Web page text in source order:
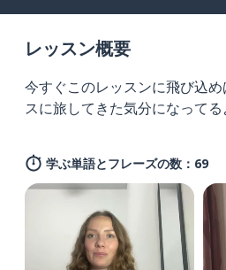
レッスン概要
今すぐこのレッスンに飛び込
スに旅してきた気分になってる
学ぶ単語とフレーズの数：69